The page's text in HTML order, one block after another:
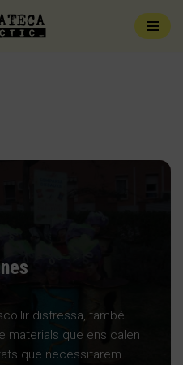
disfressa, també
materials que ens calen
que necessitarem